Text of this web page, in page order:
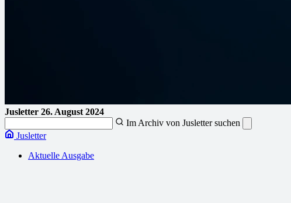
Jusletter 26. August 2024
Im Archiv von Jusletter suchen
Jusletter
Aktuelle Ausgabe